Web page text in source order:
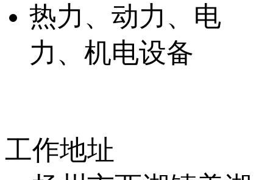
热力、动力、电
力、机电设备
工作地址